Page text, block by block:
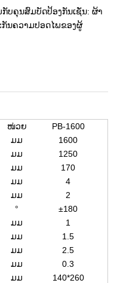
ບຄຸນສົມບັດປ້ອງກັນເຊັ່ນ: ຜ້າ
ນຄວາມປອດໄພຂອງຜູ້
ໜ່ວຍ
PB-1600
ມມ
1600
ມມ
1250
ມມ
170
ມມ
4
ມມ
2
°
±180
ມມ
1
ມມ
1.5
ມມ
2.5
ມມ
0.3
ມມ 140*260